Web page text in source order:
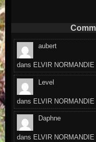
aubert
dans ELVIR
Level
dans ELVIR
Daphne
dans ELVIR